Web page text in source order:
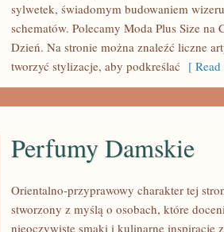
TWARZY
PLUS
SIZE
sylwetek, świadomym budowaniem
schematów. Polecamy Moda Plus Size na
Dzień. Na stronie można znaleźć liczne
tworzyć stylizacje, aby podkreślać [
Perfumy Damskie
Orientalno-przyprawowy charakter tej
stworzony z myślą o osobach, które
nieoczywiste smaki i kulinarne inspiracje